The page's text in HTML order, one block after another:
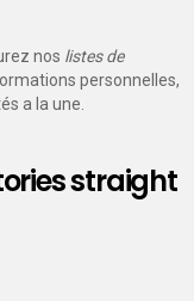
nos listes de
personnelles,
a la une.
straight